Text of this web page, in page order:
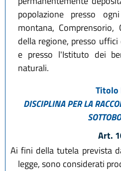
popolazione presso
montana, Comprensorio,
della regione, presso
e presso l'Istituto dei
naturali.
Titolo
DISCIPLINA PER LA
Art.
Ai fini della tutela prevista
legge, sono considerati